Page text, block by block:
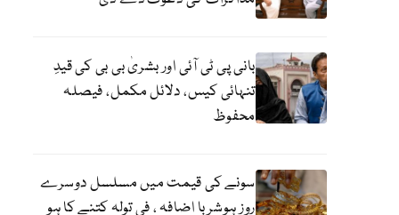
بانی پی ٹی آئی اور بشریٰ بی بی کی قیدِ
تنہائی کیس، دلائل مکمل، فیصلہ
محفوظ
سونے کی قیمت میں مسلسل دوسرے
روز ہوشربا اضافہ ، فی تولہ کتنے کا ہو